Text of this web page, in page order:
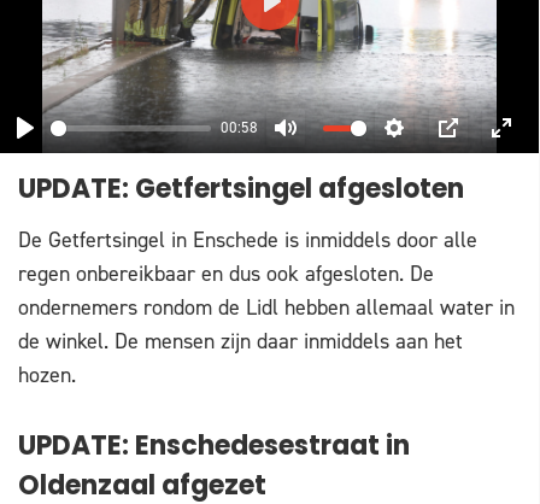
PLAY 00:58 MUTE
SETTINGS
PIP
PLAY
UPDATE: Getfertsingel afgesloten
De Getfertsingel in Enschede is inmiddels door alle
regen onbereikbaar en dus ook afgesloten. De
ondernemers rondom de Lidl hebben allemaal water in
de winkel. De mensen zijn daar inmiddels aan het
hozen.
UPDATE: Enschedesestraat in
Oldenzaal afgezet